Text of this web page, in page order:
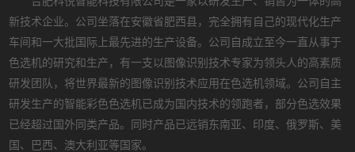
新技术企业。公司坐落在安徽省肥西县，完全拥有自己的现代化生产
车间和一大批国际上最先进的生产设备。公司自成立至今一直从事于
色选机的研究和生产，有一支以图像识别技术专家为领头人的高素质
研发团队，将世界最新的图像识别技术应用在色选机领域。公司自主
研发生产的智能彩色色选机已成为国内技术的领跑者，部分色选效果
已经超过国外同类产品。同时产品已远销东南亚、印度、俄罗斯、美
国、巴西、澳大利亚等国家。